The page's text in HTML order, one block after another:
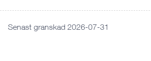
Senast granskad 2026-07-31